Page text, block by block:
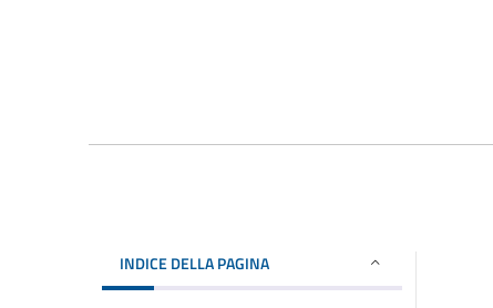
INDICE DELLA PAGINA